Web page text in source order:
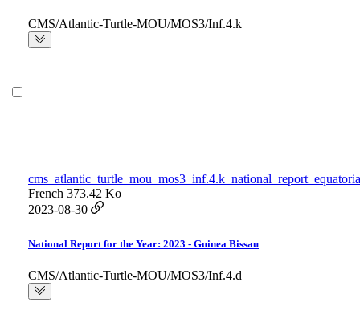
CMS/Atlantic-Turtle-MOU/MOS3/Inf.4.k
French 373.42 Ko
2023-08-30
National Report for the Year: 2023 - Guinea Bissau
CMS/Atlantic-Turtle-MOU/MOS3/Inf.4.d